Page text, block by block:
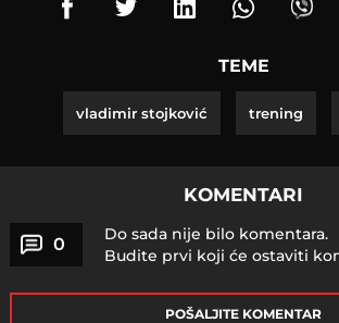
TEME
vladimir stojković trening
KOMENTARI
0
Do sada nije bilo komentara.
Budite prvi koji će ostaviti
POŠALJITE KOMENTAR